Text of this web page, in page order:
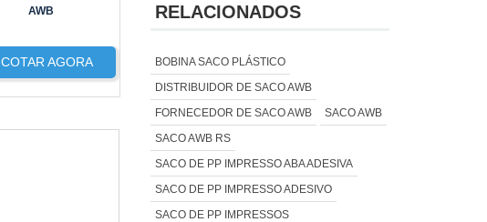
AWB
COTAR AGORA
RELACIONADOS
BOBINA SACO PLÁSTICO
DISTRIBUIDOR DE SACO AWB
FORNECEDOR DE SACO AWB
SACO AWB
SACO AWB RS
SACO DE PP IMPRESSO ABA ADESIVA
SACO DE PP IMPRESSO ADESIVO
SACO DE PP IMPRESSOS